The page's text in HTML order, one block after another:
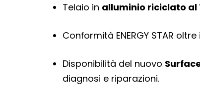
Telaio in alluminio riciclato al
Conformità ENERGY STAR
Disponibilità del nuovo
diagnosi e riparazioni.